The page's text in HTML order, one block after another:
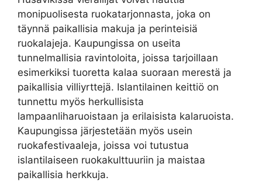
monipuolisesta ruokatarjonnasta, joka on
täynnä paikallisia makuja ja perinteisiä
ruokalajeja. Kaupungissa on useita
tunnelmallisia ravintoloita, joissa tarjoillaan
esimerkiksi tuoretta kalaa suoraan merestä ja
paikallisia villiyrttejä. Islantilainen keittiö on
tunnettu myös herkullisista
lampaanliharuoistaan ja erilaisista kalaruoista.
Kaupungissa järjestetään myös usein
ruokafestivaaleja, joissa voi tutustua
islantilaiseen ruokakulttuuriin ja maistaa
paikallisia herkkuja.